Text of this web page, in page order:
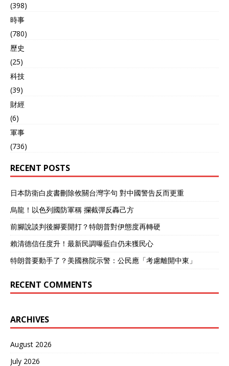
藏，但视之为国家战略宝
贝，连矿山的样品数据都不
愿和美国分享，更别提什么
上，美国国内唯一的稀土生
产商的工厂刚一投产，就因
为技术和环保问题亏得稀里
哗啦。再往前看，特朗普时
期那个号称要投资250亿美
元实现“稀土自给”的宏大计
年之前，都别指望它能产生
哪怕一丁点实际产能。 那些
纸上谈兵的规划，远水解不
球走私网 泰国和墨西哥，这
两个2023年在中国稀土出口
家，转眼间就成了“出口大
户”，这背后显然不是正常的
贸易增长。它们摇身一变，
成了这条黑色产业链上不可
或缺的“中转站”和“洗白工
场”。 泰国，凭着它宽松的
海关监管和发达的港口物
流，成了海上走私的天然温
化物，在这里被简单加工一
么摇身一变，成了所谓的“合
法商品”，光是2025年上半
化物就暴增了二十多倍，这
个数字足以说明一切，明眼
(398)
時事
(780)
歷史
(25)
科技
(39)
財經
(6)
軍事
(736)
RECENT POSTS
日本防衛白皮書刪除攸關台灣字句 對中國警告反而更重
烏龍！以色列國防軍稱 攔截彈反轟己方
前腳說談判後腳要開打？特朗普對伊態度再轉硬
賴清德信任度升！最新民調曝藍白仍未獲民心
特朗普要動手了？美國務院示警：公民應「考慮離開中東」
RECENT COMMENTS
ARCHIVES
August 2026
July 2026